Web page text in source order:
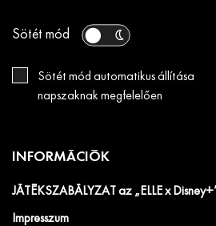
Sötét mód
Sötét mód automatikus állítása
napszaknak megfelelően
INFORMÁCIÓK
JÁTÉKSZABÁLYZAT az „ELLE x
Impresszum